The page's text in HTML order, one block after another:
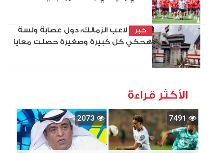
خبر
لاعب الزمالك: دول عصابة ولسة
هحكي كل كبيرة وصغيرة حصلت معايا
الأكثر قراءة
7491
2073